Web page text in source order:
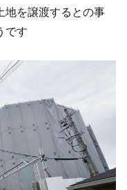
地を譲渡するとの事
です